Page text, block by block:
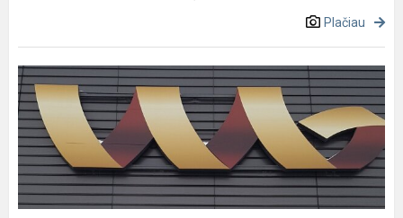
Plačiau
Ramučių
gimnazistai
dalyvavo
LJA
„Šešėliavimas“
programoje...